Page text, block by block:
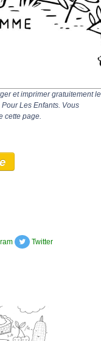
et imprimer gratuitement le
Les Enfants. Vous
cette page.
Twitter